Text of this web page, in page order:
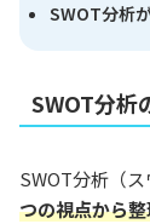
SWOT分析
SWOT分析
SWOT分析（ス
つの視点から